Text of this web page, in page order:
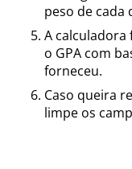
peso de cada
A
o GPA com
forneceu.
Caso queira
limpe os